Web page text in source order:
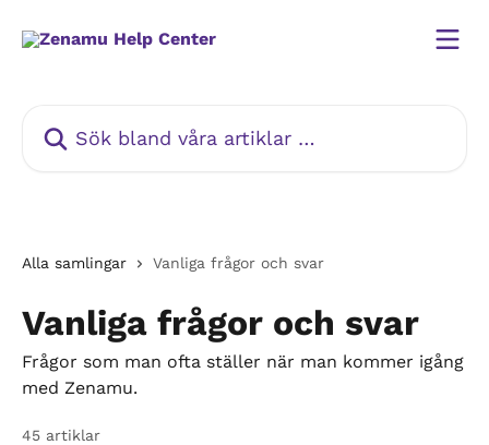
Alla samlingar Vanliga frågor och svar
Vanliga frågor och svar
Frågor som man ofta ställer när man kommer igång
med Zenamu.
45 artiklar